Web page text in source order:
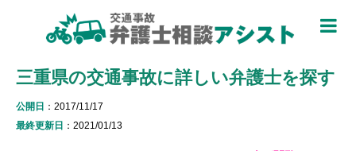
三重県の交通事故に詳しい弁護士を探す
公開日 ：2017/11/17
最終更新日 ：2021/01/13
被害者のための基礎知識 ▼
被害者になったら